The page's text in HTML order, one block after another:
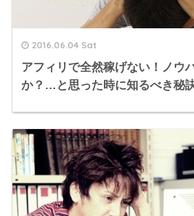
2016.06.04 Sat
アフィリで全然稼げない！ノウ
か？…と思った時に知るべき秘